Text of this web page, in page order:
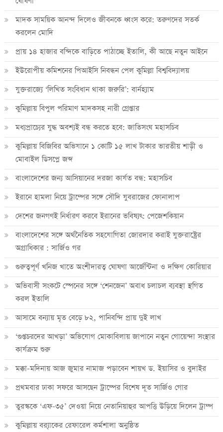
মাদক সাময়িক আনন্দ দিলেও জীবনকে ধ্বংস করে: তরুণদের সতর্ক
করলেন মোদি
প্রায় ১৪ হাজার বন্দিকে বাড়িতে পাঠাচ্ছে ইতালি, কী আছে নতুন আইনে
ইউরোপীয় কমিশনের পিআইসি নিবন্ধন পেল কুমিল্লা বিশ্ববিদ্যালয়
যুক্তরাজ্যে ‘লিখিত সংবিধান থাকা জরুরি’: বার্নহ্যাম
কুমিল্লায় বিপুল পরিমাণ মাদকসহ নারী গ্রেপ্তার
মধ্যপ্রাচ্যের যুদ্ধ অবশ্যই বন্ধ করতে হবে: জাতিসংঘ মহাসচিব
কুমিল্লায় বিজিবির অভিযানে ১ কোটি ১৫ লাখ টাকার ভারতীয় শাড়ী ও
মোবাইল ডিসপ্লে জব্দ
বাংলাদেশের জন্য আসিয়ানের দরজা কার্যত বন্ধ: মহাসচিব
ইরানে হামলা নিয়ে ট্রাম্পের সঙ্গে সৌদি যুবরাজের ফোনালাপ
দেশের জনগণই নির্ধারণ করবে ইরানের ভবিষ্যৎ: পেজেশকিয়ান
বাংলাদেশের সঙ্গে অর্থনৈতিক সহযোগিতা জোরদার করাই যুক্তরাষ্ট্রের
অগ্রাধিকার : সার্জিও গর
গুরুত্বপূর্ণ খনিজ খাতে অংশীদারত্ব ঘোষণা আর্জেন্টিনা ও দক্ষিণ কোরিয়ার
অভিবাসী সংকটে স্পেনের সঙ্গে ‘শেনজেন’ অবাধ চলাচল ব্যবস্থা স্থগিত
করল ইতালি
আসামে বন্যায় মৃত বেড়ে ৮২, পানিবন্দি প্রায় দুই লাখ
‘গুপ্তচরদের আখড়া’ অভিযোগ মোকাবিলায় জাপানে নতুন গোয়েন্দা সংস্থার
কার্যক্রম শুরু
মক্কা-মদিনায় আজ জুমার নামাজ পড়াবেন শায়খ ড. ইয়াসির ও বুদাইর
প্রথমবার ঢাকা সফরে আসছেন ট্রাম্পের বিশেষ দূত সার্জিও গোর
তুরস্ককে ‘এফ-৩৫’ দেওয়া নিয়ে নেতানিয়াহুর আপত্তি উড়িয়ে দিলেন ট্রাম্প
কুমিল্লায় ব্র‍্যাকের রেফারেল কর্মশালা অনুষ্ঠিত